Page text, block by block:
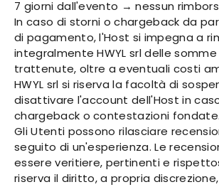
7 giorni dall'evento → nessun
In caso di storni o chargeback da
di pagamento, l'Host si impegna a
integralmente HWYL srl delle
trattenute, oltre a eventuali costi
HWYL srl si riserva la facoltà di
disattivare l'account dell'Host in
chargeback o contestazioni fondate.
Gli Utenti possono rilasciare
seguito di un'esperienza. Le
essere veritiere, pertinenti e
riserva il diritto, a propria